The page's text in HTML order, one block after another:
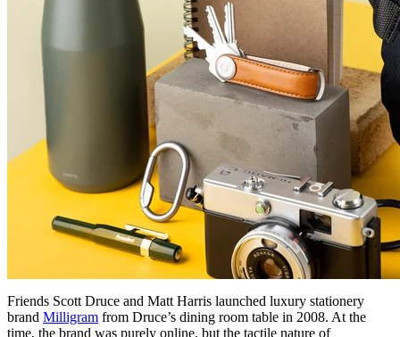
Friends Scott Druce and Matt Harris launched luxury stationery
brand Milligram from Druce’s dining room table in 2008. At the
time, the brand was purely online, but the tactile nature of